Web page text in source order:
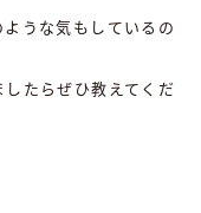
うな気もしているの
たらぜひ教えてくだ